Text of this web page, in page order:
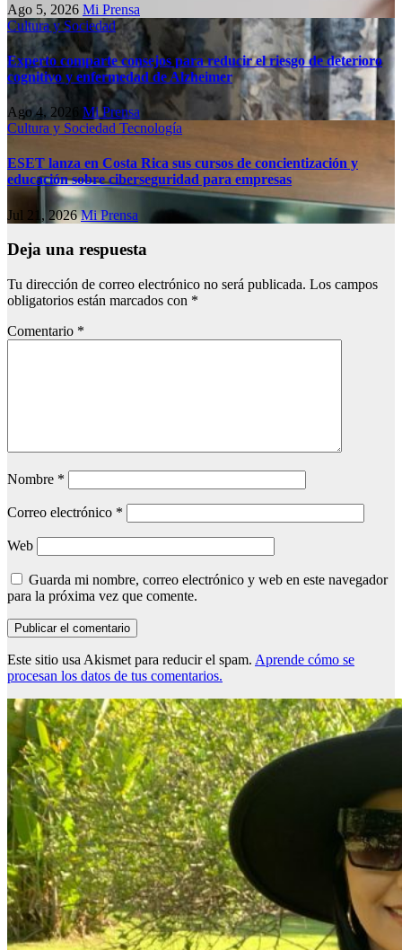
Ago 5, 2026 Mi Prensa
Cultura y Sociedad
Experto comparte consejos para reducir el riesgo de deterioro
cognitivo у enfermedad de Alzheimer
Ago 4, 2026 Mi Prensa
Cultura y Sociedad Tecnología
ESET lanza en Costa Rica sus cursos de concientización y
educación sobre ciberseguridad para empresas
Jul 21, 2026Mi Prensa
Deja una respuesta
Tu dirección de correo electrónico no será publicada. Los campos
obligatorios están marcados con *
Comentario *
Nombre *
Correo electrónico *
Web
Guarda mi nombre, correo electrónico y web en este navegador
para la próxima vez que comente.
Este sitio usa Akismet para reducir el spam. Aprende cómo se
procesan los datos de tus comentarios.